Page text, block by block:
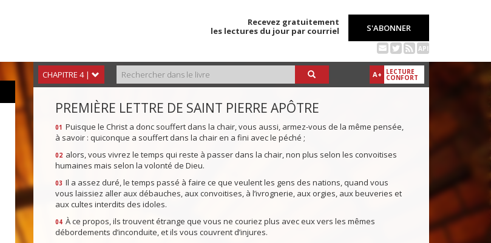
Recevez gratuitement
les lectures du jour par courriel
S'ABONNER
API
A+ LECTURE
CONFORT
CHAPITRE 4 |
PREMIÈRE LETTRE DE SAINT PIERRE APÔTRE
01
Puisque le Christ a donc souffert dans la chair, vous aussi, armez-vous de la même pensée,
à savoir : quiconque a souffert dans la chair en a fini avec le péché ;
02 alors, vous vivrez le temps qui reste à passer dans la chair, non plus selon les convoitises
humaines mais selon la volonté de Dieu.
03 Il a assez duré, le temps passé à faire ce que veulent les gens des nations, quand vous
vous laissiez aller aux débauches, aux convoitises, à l’ivrognerie, aux orgies, aux beuveries et
aux cultes interdits des idoles.
04 À ce propos, ils trouvent étrange que vous ne couriez plus avec eux vers les mêmes
débordements d’inconduite, et ils vous couvrent d’injures.